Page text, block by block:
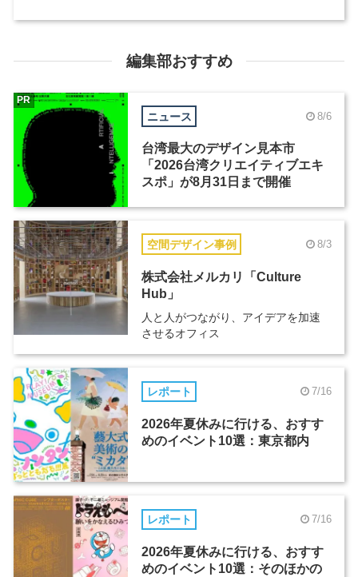
編集部おすすめ
ニュース 8/6
台湾最大のデザイン見本市
「2026台湾クリエイティブエキ
スポ」が8月31日まで開催
PR
空間デザイン事例 8/3
株式会社メルカリ「Culture
Hub」
人と人がつながり、アイデアを加速
させるオフィス
レポート 7/16
2026年夏休みに行ける、おすす
めのイベント10選：東京都内
レポート 7/16
2026年夏休みに行ける、おすす
めのイベント10選：そのほかの